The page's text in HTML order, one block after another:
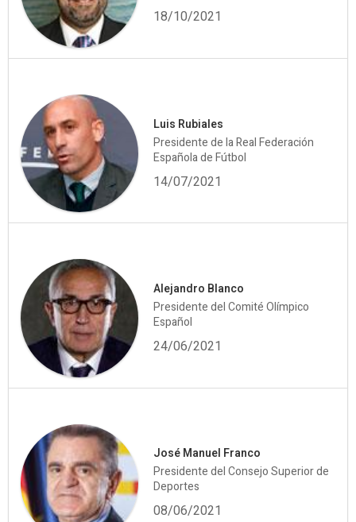
18/10/2021
Luis Rubiales
Presidente de la Real Federación
Española de Fútbol
14/07/2021
Alejandro Blanco
Presidente del Comité Olímpico
Español
24/06/2021
José Manuel Franco
Presidente del Consejo Superior de
Deportes
08/06/2021